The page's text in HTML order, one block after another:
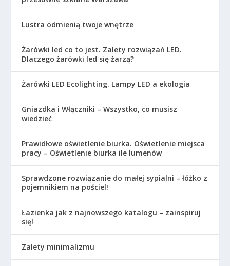
Lustra odmienią twoje wnętrze
Żarówki led co to jest. Zalety rozwiązań LED.
Dlaczego żarówki led się żarzą?
Żarówki LED Ecolighting. Lampy LED a ekologia
Gniazdka i Włączniki – Wszystko, co musisz
wiedzieć
Prawidłowe oświetlenie biurka. Oświetlenie miejsca
pracy – Oświetlenie biurka ile lumenów
Sprawdzone rozwiązanie do małej sypialni – łóżko z
pojemnikiem na pościel!
Łazienka jak z najnowszego katalogu – zainspiruj
się!
Zalety minimalizmu